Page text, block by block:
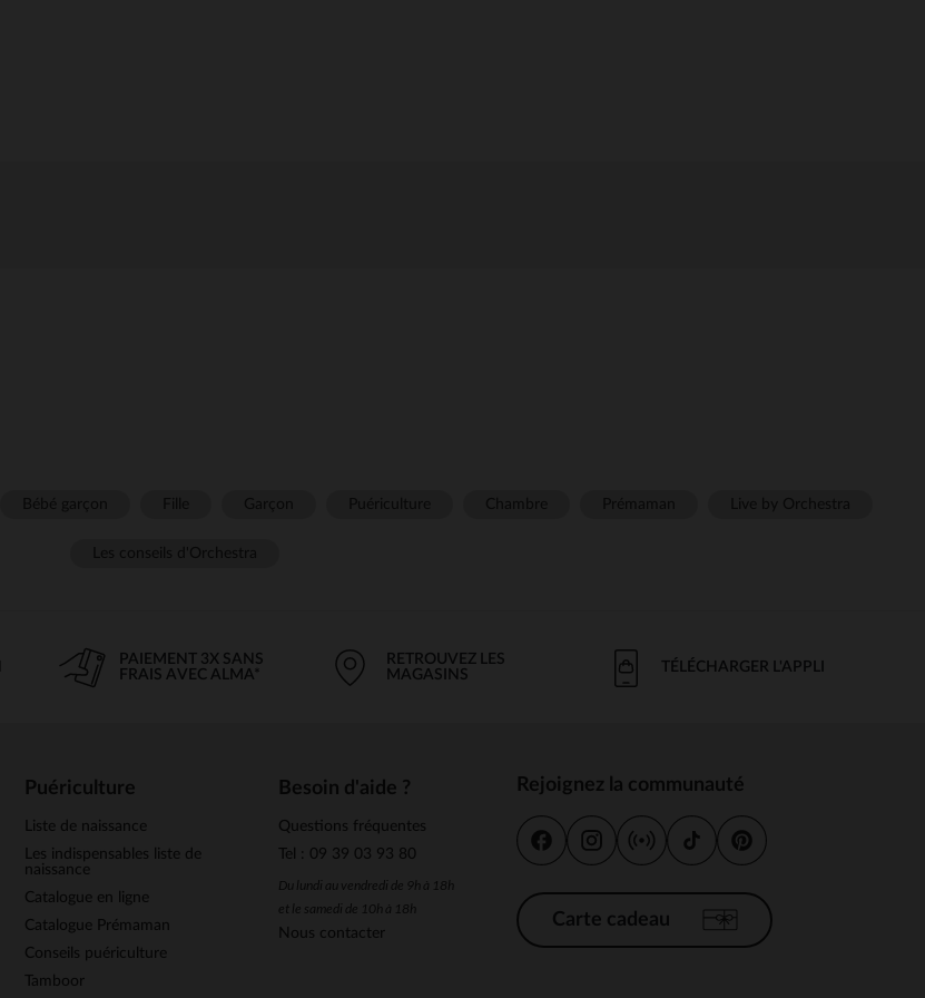
PAIEMENT 3X SANS
FRAIS AVEC ALMA*
RETROUVEZ LES
MAGASINS
TÉLÉCHARGER L'APPLI
Puériculture
Liste de naissance
Les indispensables liste de
naissance
Catalogue en ligne
Catalogue Prémaman
Conseils puériculture
Tamboor
Besoin d'aide ?
Questions fréquentes
Tel : 09 39 03 93 80
Du lundi au vendredi de 9h à 18h
et le samedi de 10h à 18h
Nous contacter
Rejoignez la communauté
Carte cadeau